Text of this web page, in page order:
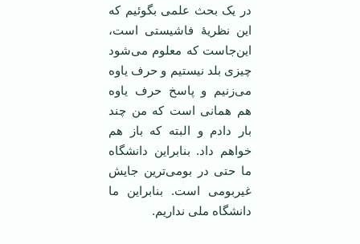
در یک بحث علمی بگوئیم که
این نظریۀ فاشیستی است،
این‌جاست که معلوم می‌شود
چیزی بلد نیستیم و حرف یاوه
می‌زنیم و پاسخ حرف یاوه
هم همانی است که من چند
بار دادم و البته که باز هم
خواهم داد. بنابراین دانشگاه
ما حتی در بومی‌ترین جایش
غیربومی است. بنابراین ما
دانشگاه ملی نداریم.